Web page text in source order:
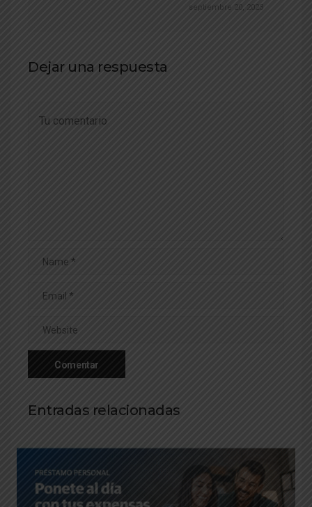
septiembre 20, 2023
Dejar una respuesta
Entradas relacionadas